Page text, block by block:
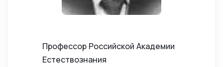
Профессор Российской Академии
Естествознания